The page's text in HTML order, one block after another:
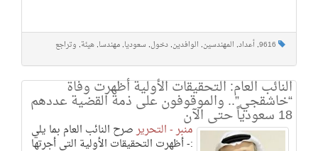
9616
, أعداد, المهندسين, الوافدين, دخول, سعوديا, مهندسا, هيئة, وتراجع
النائب العام: التحقيقات الأولية أظهرت وفاة
“خاشقجي”.. والموقوفون على ذمة القضية عددهم
18 سعودياً حتى الآن
منبر - التحريرصرح النائب العام بما يلي
:- أظهرت التحقيقات الأولية التي أجرتها